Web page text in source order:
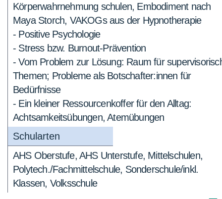
Körperwahrnehmung schulen, Embodiment nach
Maya Storch, VAKOGs aus der Hypnotherapie
- Positive Psychologie
- Stress bzw. Burnout-Prävention
- Vom Problem zur Lösung: Raum für
Themen; Probleme als Botschafter:innen für
Bedürfnisse
- Ein kleiner Ressourcenkoffer für den Alltag:
Achtsamkeitsübungen, Atemübungen
Schularten
AHS Oberstufe, AHS Unterstufe, Mittelschulen,
Polytech./Fachmittelschule, Sonderschule/inkl.
Klassen, Volksschule